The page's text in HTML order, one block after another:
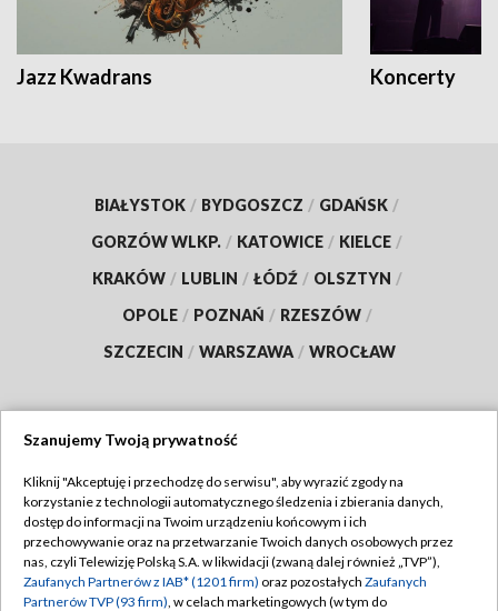
Jazz Kwadrans Koncerty
BIAŁYSTOK / BYDGOSZCZ / GDAŃSK /
GORZÓW WLKP. / KATOWICE / KIELCE /
KRAKÓW / LUBLIN / ŁÓDŹ / OLSZTYN /
OPOLE / POZNAŃ / RZESZÓW /
SZCZECIN / WARSZAWA / WROCŁAW
TVP
Abonament TVP
Emisja w TVP
Regulamin TVP
Polityka prywatności
Szanujemy Twoją prywatność
Kliknij "Akceptuję i przechodzę do serwisu", aby wyrazić zgody na
korzystanie z technologii automatycznego śledzenia i zbierania danych,
dostęp do informacji na Twoim urządzeniu końcowym i ich
przechowywanie oraz na przetwarzanie Twoich danych osobowych przez
nas, czyli Telewizję Polską S.A. w likwidacji (zwaną dalej również „TVP”),
Zaufanych Partnerów z IAB* (1201 firm) oraz pozostałych Zaufanych
Partnerów TVP (93 firm), w celach marketingowych (w tym do